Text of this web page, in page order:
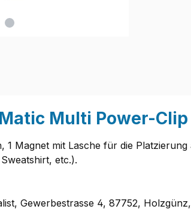
Multi Power-
Magnet mit Lasche für die
etc.).
Gewerbestrasse 4, 87752,